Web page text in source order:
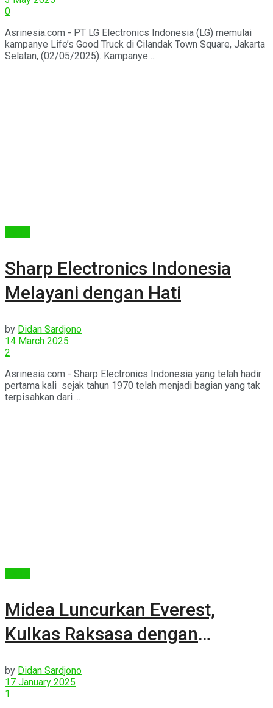
0
Asrinesia.com - PT LG Electronics Indonesia (LG) memulai
kampanye Life’s Good Truck di Cilandak Town Square, Jakarta
Selatan, (02/05/2025). Kampanye ...
Sharp Electronics Indonesia
Melayani dengan Hati
by Didan Sardjono
14 March 2025
2
Asrinesia.com - Sharp Electronics Indonesia yang telah hadir
pertama kali sejak tahun 1970 telah menjadi bagian yang tak
terpisahkan dari ...
Midea Luncurkan Everest,
Kulkas Raksasa dengan
by Didan Sardjono
17 January 2025
1